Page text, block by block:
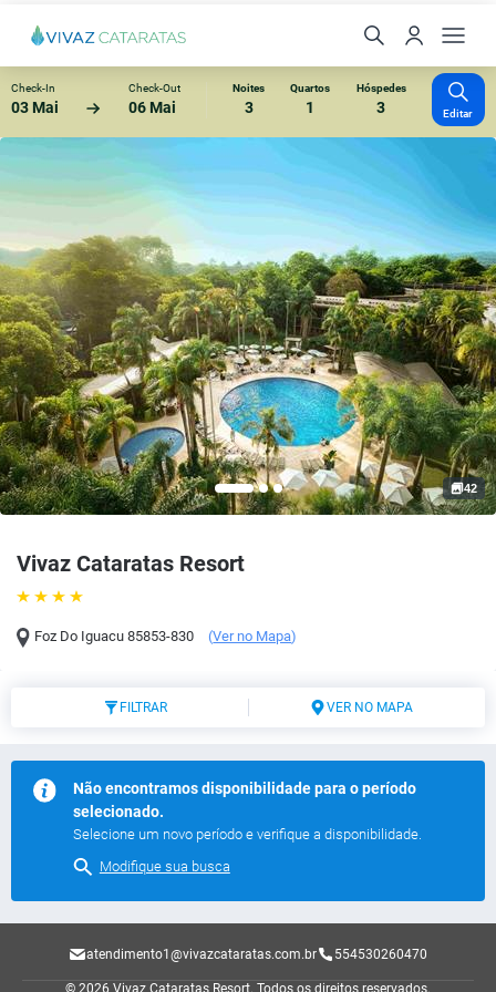
Check-In
03 Mai
Check-Out
06 Mai
Noites
3
Quartos
1
Hóspedes
3 Editar
Vivaz Cataratas Resort
Foz Do Iguacu 85853-830 (Ver no Mapa)
42
FILTRAR VER NO MAPA
Não encontramos disponibilidade para o período
selecionado.
Selecione um novo período e verifique a disponibilidade.
Modifique sua busca
atendimento1@vivazcataratas.com.br 554530260470
© 2026 Vivaz Cataratas Resort. Todos os direitos reservados.